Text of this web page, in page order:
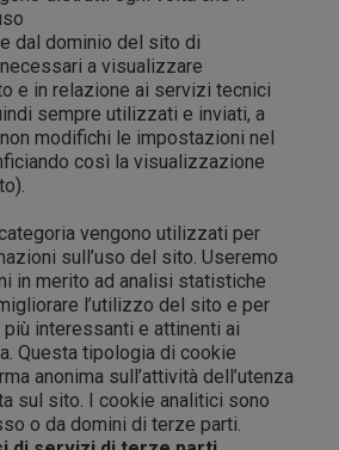
dal dominio del sito di
a visualizzare
e in relazione ai servizi tecnici
sempre utilizzati e inviati, a
modifichi le impostazioni nel
così la visualizzazione
vengono utilizzati per
sull’uso del sito. Useremo
in merito ad analisi statistiche
l’utilizzo del sito e per
interessanti e attinenti ai
Questa tipologia di cookie
anonima sull’attività dell’utenza
sul sito. I cookie analitici sono
o da domini di terze parti.